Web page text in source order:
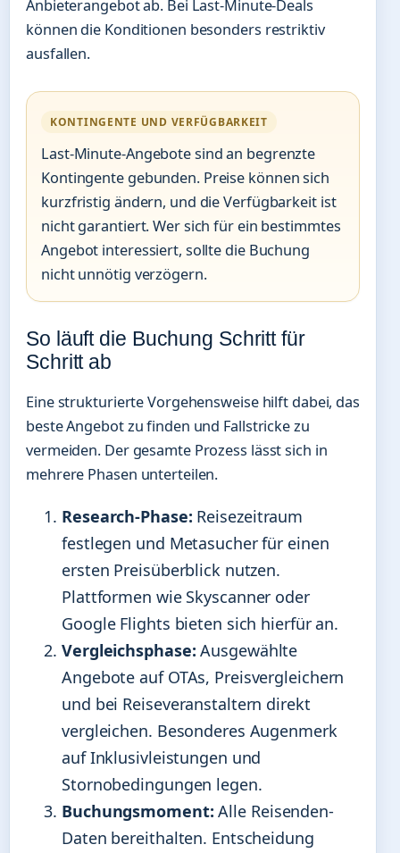
Anbieterangebot ab. Bei Last-Minute-Deals
können die Konditionen besonders restriktiv
ausfallen.
KONTINGENTE UND VERFÜGBARKEIT
Last-Minute-Angebote sind an begrenzte
Kontingente gebunden. Preise können sich
kurzfristig ändern, und die Verfügbarkeit ist
nicht garantiert. Wer sich für ein bestimmtes
Angebot interessiert, sollte die Buchung
nicht unnötig verzögern.
So läuft die Buchung Schritt für
Schritt ab
Eine strukturierte Vorgehensweise hilft dabei, das
beste Angebot zu finden und Fallstricke zu
vermeiden. Der gesamte Prozess lässt sich in
mehrere Phasen unterteilen.
Research-Phase: Reisezeitraum
festlegen und Metasucher für einen
ersten Preisüberblick nutzen.
Plattformen wie Skyscanner oder
Google Flights bieten sich hierfür an.
Vergleichsphase: Ausgewählte
Angebote auf OTAs, Preisvergleichern
und bei Reiseveranstaltern direkt
vergleichen. Besonderes Augenmerk
auf Inklusivleistungen und
Stornobedingungen legen.
Buchungsmoment: Alle Reisenden-
Daten bereithalten. Entscheidung